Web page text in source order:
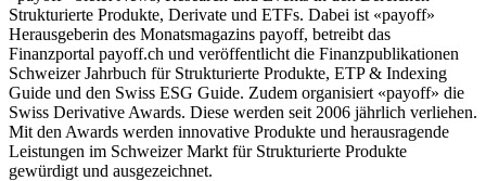
Strukturierte Produkte, Derivate und ETFs. Dabei ist «payoff»
Herausgeberin des Monatsmagazins payoff, betreibt das
Finanzportal payoff.ch und veröffentlicht die Finanzpublikationen
Schweizer Jahrbuch für Strukturierte Produkte, ETP & Indexing
Guide und den Swiss ESG Guide. Zudem organisiert «payoff» die
Swiss Derivative Awards. Diese werden seit 2006 jährlich verliehen.
Mit den Awards werden innovative Produkte und herausragende
Leistungen im Schweizer Markt für Strukturierte Produkte
gewürdigt und ausgezeichnet.